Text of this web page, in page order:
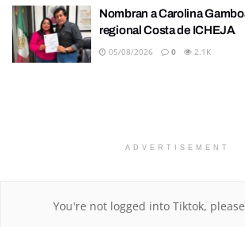
Nombran a Carolina
regional Costa de ICHEJA
05/08/2026 0 2.1K
ADVERTISEMENT
You're not logged into Tiktok,